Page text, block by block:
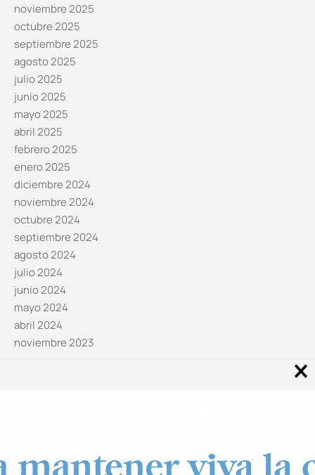
noviembre 2025
octubre 2025
septiembre 2025
agosto 2025
julio 2025
junio 2025
mayo 2025
abril 2025
febrero 2025
enero 2025
diciembre 2024
noviembre 2024
octubre 2024
septiembre 2024
agosto 2024
julio 2024
junio 2024
mayo 2024
abril 2024
noviembre 2023